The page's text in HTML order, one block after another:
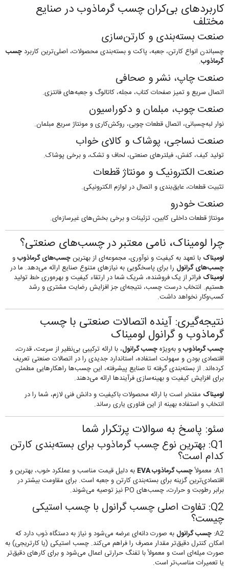
کاربردهای بی‌کران چسب گرماذوب در صنایع
مختلف
صنعت بسته‌بندی و کارتن‌سازی
چسباندن انواع کارتن، جعبه، پاکت و بسته‌بندی محصولات، اصلی‌ترین کاربردچسب
گرماذوب.
صنعت چاپ، نشر و صحافی
اتصال سریع و تمیز صفحات کتاب، مجله، کاتالوگ و جعبه‌های فانتزی.
صنعت چوب، مبلمان و دکوراسیون
نوار لبه‌چسبانی، اتصال قطعات چوبی، روکش‌کاری و مونتاژ سریع مبلمان.
صنعت نساجی، پوشاک و کالای خواب
تولید کیف، کفش، فیلترهای صنعتی، لحاف و تشک، و برخی پوشاک.
صنعت الکترونیک و مونتاژ قطعات
تثبیت قطعات، عایق‌بندی و اتصال در لوازم الکترونیکی.
صنعت خودرو
مونتاژ قطعات داخلی کابین، تزئینات و برخی بخش‌های غیرسازه‌ای.
چرا لومیناک، نامی معتبر در چسب‌های صنعتی؟
لومیناک با تعهد به کیفیت و نوآوری، مجموعه‌ای از بهترینچسب‌های گرماذوبو
چسب‌های گرانول را برای پاسخگویی به نیازهای متنوع صنایع ارائه می‌دهد. ما در
لومیناک فراتر از یک فروشنده، شریک شما در ارتقاء کیفیت و بهره‌وری خط تولید
هستیم. انتخاب درست چسب، نتیجه‌ای جز افزایش رضایت مشتری و رشد
کسب‌وکار نخواهد داشت.
نتیجه‌گیری: آینده اتصالات صنعتی با چسب
گرماذوب و گرانول لومیناک
چسب گرماذوبو به‌ویژهچسب گرانول، با ارائه ترکیبی بی‌نظیر از سرعت، قدرت،
اقتصادی بودن و سهولت استفاده، استاندارد جدیدی را در اتصالات صنعتی تعریف
کرده‌اند. از بسته‌بندی گرفته تا صنایع پیشرفته، این چسب‌ها راهکارهایی مطمئن
برای افزایش کیفیت و بهینه‌سازی فرآیندها ارائه می‌دهند.
لومیناک مفتخر است با ارائه محصولات باکیفیت و دانش فنی لازم، شما را در
انتخاب و استفاده بهینه از این فناوری یاری رساند.
سئو: پاسخ به سوالات پرتکرار شما
Q1: بهترین نوع چسب گرماذوب برای بسته‌بندی کارتن
کدام است؟
A1: معمولاً چسب گرماذوب EVA
به دلیل قیمت مناسب و عملکرد خوب، بهترین و
اقتصادی‌ترین گزینه برای بسته‌بندی کارتن و جعبه است. برای مقاومت بیشتر در
برابر رطوبت و حرارت، چسب‌های PO نیز توصیه می‌شوند.
Q2: تفاوت اصلی چسب گرانول با چسب استیکی
چیست؟
A2: چسب گرانول به صورت دانه‌ای عرضه می‌شود و نیاز به دستگاه ذوب دارد که
امکان کنترل دقیق‌تر مقدار مصرف را فراهم می‌کند. چسب استیکی (یا کارتریجی) به
صورت میله‌ای است و معمولاً با تفنگ حرارتی اعمال می‌شود و برای کارهای دقیق‌تر
یا تعمیرات مناسب‌تر است.